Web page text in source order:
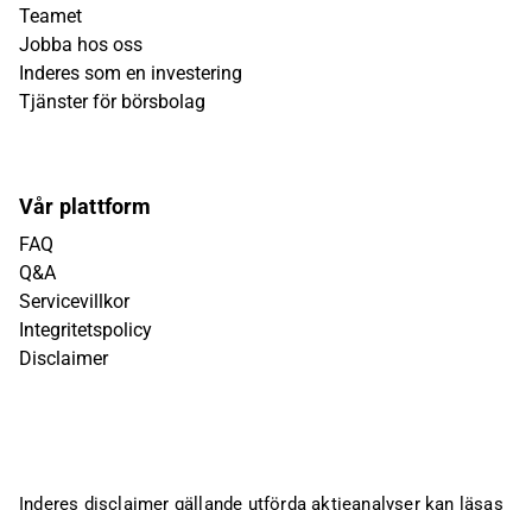
Teamet
Jobba hos oss
Inderes som en investering
Tjänster för börsbolag
Vår plattform
FAQ
Q&A
Servicevillkor
Integritetspolicy
Disclaimer
Inderes disclaimer gällande utförda aktieanalyser kan läsas